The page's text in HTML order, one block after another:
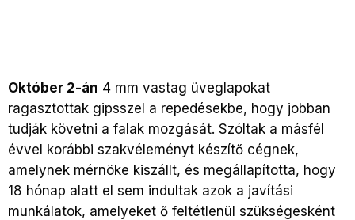
Október 2-án 4 mm vastag üveglapokat
ragasztottak gipsszel a repedésekbe, hogy jobban
tudják követni a falak mozgását. Szóltak a másfél
évvel korábbi szakvéleményt készítő cégnek,
amelynek mérnöke kiszállt, és megállapította, hogy
18 hónap alatt el sem indultak azok a javítási
munkálatok, amelyeket ő feltétlenül szükségesként